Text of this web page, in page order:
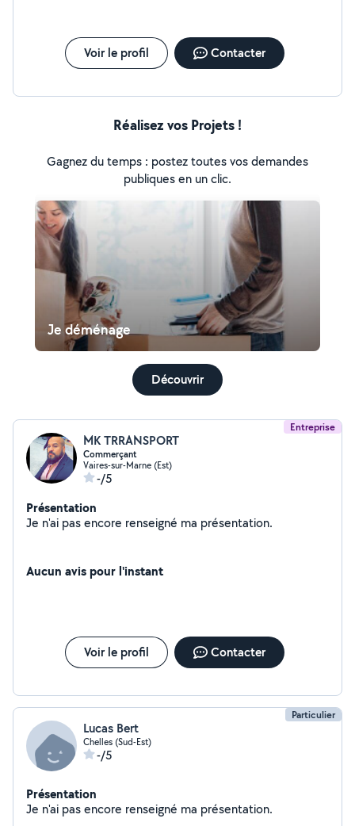
Voir le profil Contacter
Réalisez vos Projets !
Gagnez du temps : postez toutes vos demandes
publiques en un clic.
Je déménage
Découvrir
Entreprise
MK TRRANSPORT
Commerçant
Vaires-sur-Marne (Est)
-/5
Présentation
Je n'ai pas encore renseigné ma présentation.
Aucun avis pour l'instant
Voir le profil Contacter
Particulier
Lucas Bert
Chelles (Sud-Est)
-/5
Présentation
Je n'ai pas encore renseigné ma présentation.